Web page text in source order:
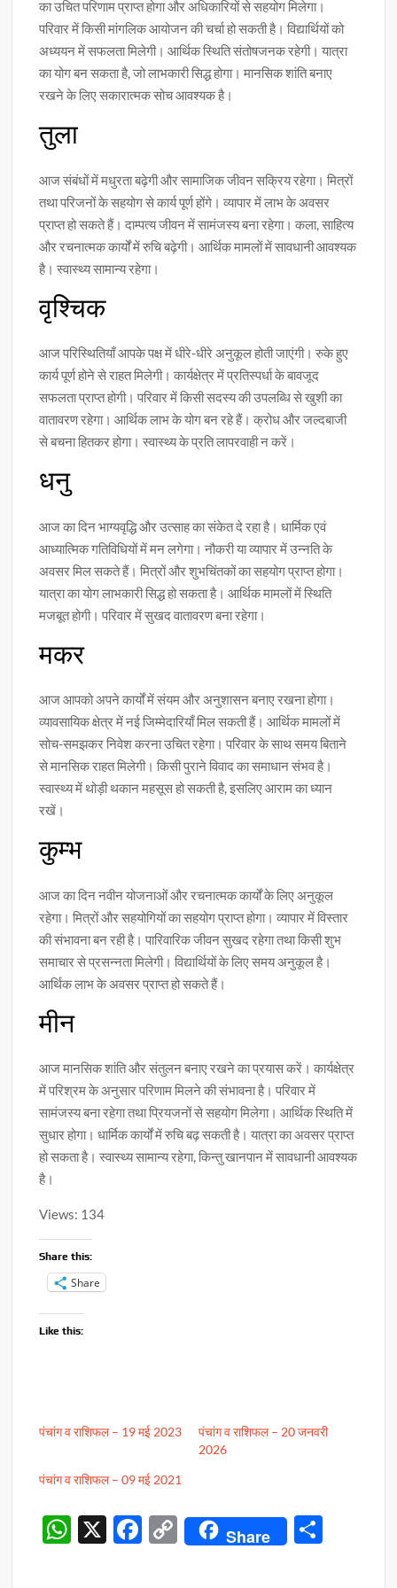
का उचित परिणाम प्राप्त होगा और अधिकारियों से सहयोग मिलेगा।
परिवार में किसी मांगलिक आयोजन की चर्चा हो सकती है। विद्यार्थियों को
अध्ययन में सफलता मिलेगी। आर्थिक स्थिति संतोषजनक रहेगी। यात्रा
का योग बन सकता है, जो लाभकारी सिद्ध होगा। मानसिक शांति बनाए
रखने के लिए सकारात्मक सोच आवश्यक है।
तुला
आज संबंधों में मधुरता बढ़ेगी और सामाजिक जीवन सक्रिय रहेगा। मित्रों
तथा परिजनों के सहयोग से कार्य पूर्ण होंगे। व्यापार में लाभ के अवसर
प्राप्त हो सकते हैं। दाम्पत्य जीवन में सामंजस्य बना रहेगा। कला, साहित्य
और रचनात्मक कार्यों में रुचि बढ़ेगी। आर्थिक मामलों में सावधानी आवश्यक
है। स्वास्थ्य सामान्य रहेगा।
वृश्चिक
आज परिस्थितियाँ आपके पक्ष में धीरे-धीरे अनुकूल होती जाएंगी। रुके हुए
कार्य पूर्ण होने से राहत मिलेगी। कार्यक्षेत्र में प्रतिस्पर्धा के बावजूद
सफलता प्राप्त होगी। परिवार में किसी सदस्य की उपलब्धि से खुशी का
वातावरण रहेगा। आर्थिक लाभ के योग बन रहे हैं। क्रोध और जल्दबाजी
से बचना हितकर होगा। स्वास्थ्य के प्रति लापरवाही न करें।
धनु
आज का दिन भाग्यवृद्धि और उत्साह का संकेत दे रहा है। धार्मिक एवं
आध्यात्मिक गतिविधियों में मन लगेगा। नौकरी या व्यापार में उन्नति के
अवसर मिल सकते हैं। मित्रों और शुभचिंतकों का सहयोग प्राप्त होगा।
यात्रा का योग लाभकारी सिद्ध हो सकता है। आर्थिक मामलों में स्थिति
मजबूत होगी। परिवार में सुखद वातावरण बना रहेगा।
मकर
आज आपको अपने कार्यों में संयम और अनुशासन बनाए रखना होगा।
व्यावसायिक क्षेत्र में नई जिम्मेदारियाँ मिल सकती हैं। आर्थिक मामलों में
सोच-समझकर निवेश करना उचित रहेगा। परिवार के साथ समय बिताने
से मानसिक राहत मिलेगी। किसी पुराने विवाद का समाधान संभव है।
स्वास्थ्य में थोड़ी थकान महसूस हो सकती है, इसलिए आराम का ध्यान
रखें।
कुम्भ
आज का दिन नवीन योजनाओं और रचनात्मक कार्यों के लिए अनुकूल
रहेगा। मित्रों और सहयोगियों का सहयोग प्राप्त होगा। व्यापार में विस्तार
की संभावना बन रही है। पारिवारिक जीवन सुखद रहेगा तथा किसी शुभ
समाचार से प्रसन्नता मिलेगी। विद्यार्थियों के लिए समय अनुकूल है।
आर्थिक लाभ के अवसर प्राप्त हो सकते हैं।
मीन
आज मानसिक शांति और संतुलन बनाए रखने का प्रयास करें। कार्यक्षेत्र
में परिश्रम के अनुसार परिणाम मिलने की संभावना है। परिवार में
सामंजस्य बना रहेगा तथा प्रियजनों से सहयोग मिलेगा। आर्थिक स्थिति में
सुधार होगा। धार्मिक कार्यों में रुचि बढ़ सकती है। यात्रा का अवसर प्राप्त
हो सकता है। स्वास्थ्य सामान्य रहेगा, किन्तु खानपान में सावधानी आवश्यक
है।
Views: 134
Share this:
Share
Like this:
पंचांग व राशिफल – 19 मई 2023
पंचांग व राशिफल – 20 जनवरी
2026
पंचांग व राशिफल – 09 मई 2021
W X
F
C
Share